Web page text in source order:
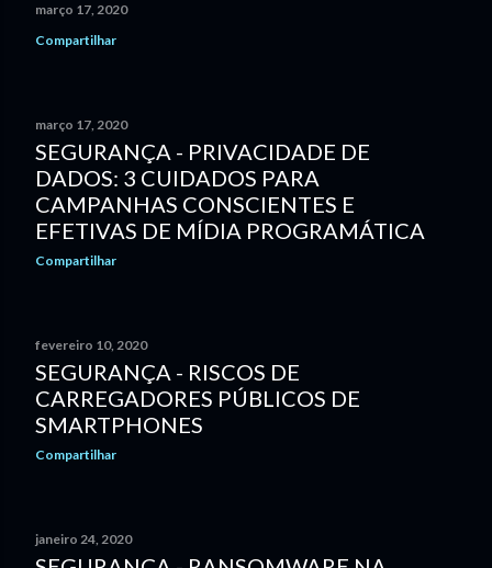
março 17, 2020
Compartilhar
março 17, 2020
SEGURANÇA - PRIVACIDADE DE
DADOS: 3 CUIDADOS PARA
CAMPANHAS CONSCIENTES E
EFETIVAS DE MÍDIA PROGRAMÁTICA
Compartilhar
fevereiro 10, 2020
SEGURANÇA - RISCOS DE
CARREGADORES PÚBLICOS DE
SMARTPHONES
Compartilhar
janeiro 24, 2020